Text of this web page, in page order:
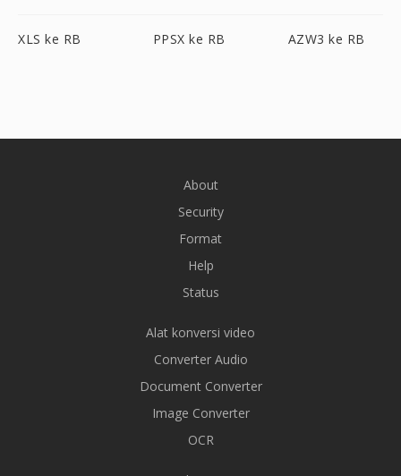
XLS ke RB PPSX ke RB AZW3 ke RB
About
Security
Format
Help
Status
Alat konversi video
Converter Audio
Document Converter
Image Converter
OCR